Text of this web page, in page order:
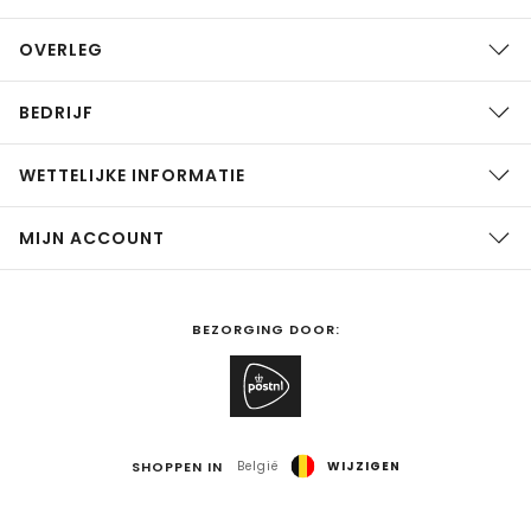
OVERLEG
BEDRIJF
WETTELIJKE INFORMATIE
MIJN ACCOUNT
BEZORGING DOOR:
SHOPPEN IN België WIJZIGEN